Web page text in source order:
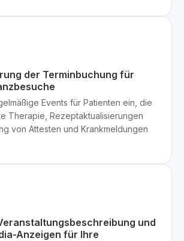
der Terminbuchung für
Events für Patienten ein, die
Therapie, Rezeptaktualisierungen
von Attesten und Krankmeldungen
und
Anzeigen für Ihre